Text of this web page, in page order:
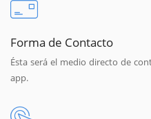
Forma de Contacto
Ésta será el medio directo de
app.